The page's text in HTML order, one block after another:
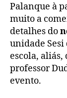
Palanque à
muito a
detalhes do
unidade
escola, aliás,
professor
evento.